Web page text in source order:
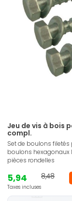
Jeu de vis à bois
compl.
Set de boulons
boulons hexagonaux
pièces rondelles
5,94
Taxes incluses
8,48